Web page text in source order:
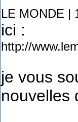
LE MONDE |
ici :
http://
je vous
nouvelles